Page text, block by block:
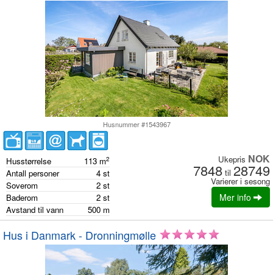
Husnummer #1543967
Husstørrelse 113 m2
Antall personer 4 st
Soverom
2 st
Baderom
2 st
Avstand til vann
500 m
Ukepris NOK
7848 til 28749
Varierer i sesong
Mer info
Hus i Danmark - Dronningmølle